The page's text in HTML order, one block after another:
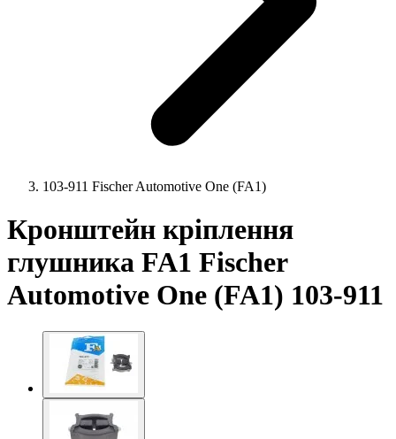
103-911 Fischer Automotive One (FA1)
Кронштейн кріплення
глушника FA1 Fischer
Automotive One (FA1) 103-911